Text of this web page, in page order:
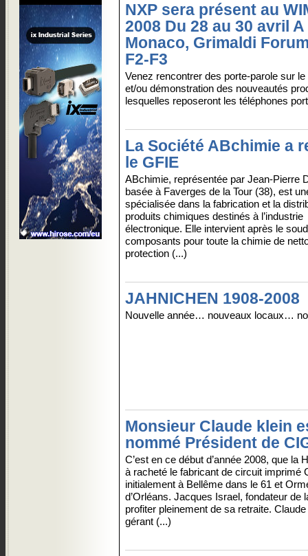
NXP sera présent au
2008 Du 28 au 30 avril A
Monaco, Grimaldi
F2-F3
Venez rencontrer des porte-parole sur
et/ou démonstration des nouveautés
lesquelles reposeront les téléphones
La Société ABchimie a
le GFIE
ABchimie, représentée par Jean-Pierre
basée à Faverges de la Tour (38), est
spécialisée dans la fabrication et la
produits chimiques destinés à l’industrie
électronique. Elle intervient après le
composants pour toute la chimie de
protection (...)
JAHNICHEN 1908-2008
Nouvelle année… nouveaux locaux…
Monsieur Claude klein
nommé Président de
C’est en ce début d’année 2008, que la
à racheté le fabricant de circuit imprimé
initialement à Bellême dans le 61 et
d’Orléans. Jacques Israel, fondateur de
profiter pleinement de sa retraite.
gérant (...)